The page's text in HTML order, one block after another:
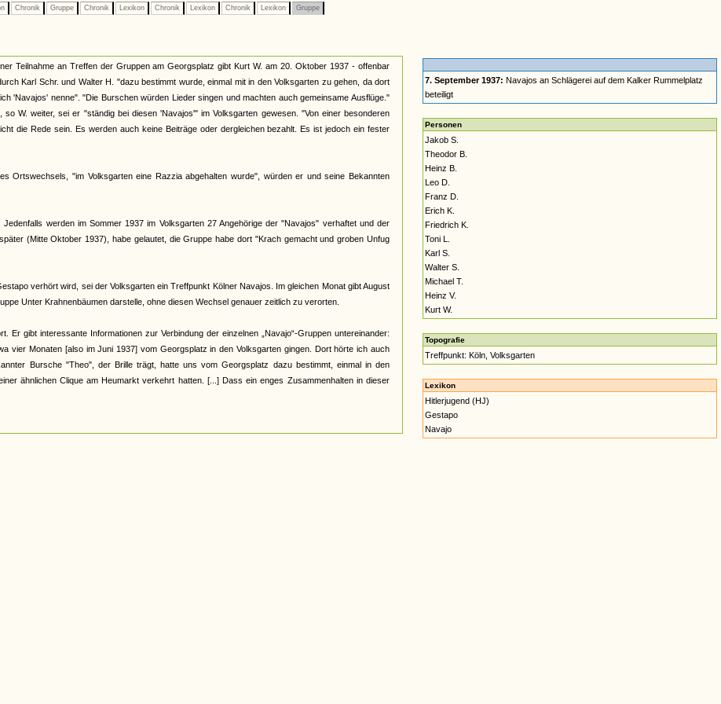
Chronik Gruppe Chronik Lexikon Chronik Lexikon Chronik Lexikon Gruppe
Teilnahme an Treffen der Gruppen am Georgsplatz gibt Kurt W. am 20. Oktober 1937 - offenbar
Karl Schr. und Walter H. "dazu bestimmt wurde, einmal mit in den Volksgarten zu gehen, da dort
'Navajos' nenne". "Die Burschen würden Lieder singen und machten auch gemeinsame Ausflüge."
W. weiter, sei er "ständig bei diesen 'Navajos'" im Volksgarten gewesen. "Von einer besonderen
die Rede sein. Es werden auch keine Beiträge oder dergleichen bezahlt. Es ist jedoch ein fester
Ortswechsels, "im Volksgarten eine Razzia abgehalten wurde", würden er und seine Bekannten
werden im Sommer 1937 im Volksgarten 27 Angehörige der "Navajos" verhaftet und der
(Mitte Oktober 1937), habe gelautet, die Gruppe habe dort "Krach gemacht und groben Unfug
verhört wird, sei der Volksgarten ein Treffpunkt Kölner Navajos. Im gleichen Monat gibt August
Unter Krahnenbäumen darstelle, ohne diesen Wechsel genauer zeitlich zu verorten.
gibt interessante Informationen zur Verbindung der einzelnen „Navajo“-Gruppen untereinander:
vier Monaten [also im Juni 1937] vom Georgsplatz in den Volksgarten gingen. Dort hörte ich auch
Bursche "Theo", der Brille trägt, hatte uns vom Georgsplatz dazu bestimmt, einmal in den
ähnlichen Clique am Heumarkt verkehrt hatten. [...] Dass ein enges Zusammenhalten in dieser
7. September 1937: Navajos an Schlägerei auf dem Kalker Rummelplatz
beteiligt
Personen
Jakob S.
Theodor B.
Heinz B.
Leo D.
Franz D.
Erich K.
Friedrich K.
Toni L.
Karl S.
Walter S.
Michael T.
Heinz V.
Kurt W.
Topografie
Treffpunkt: Köln, Volksgarten
Lexikon
Hitlerjugend (HJ)
Gestapo
Navajo